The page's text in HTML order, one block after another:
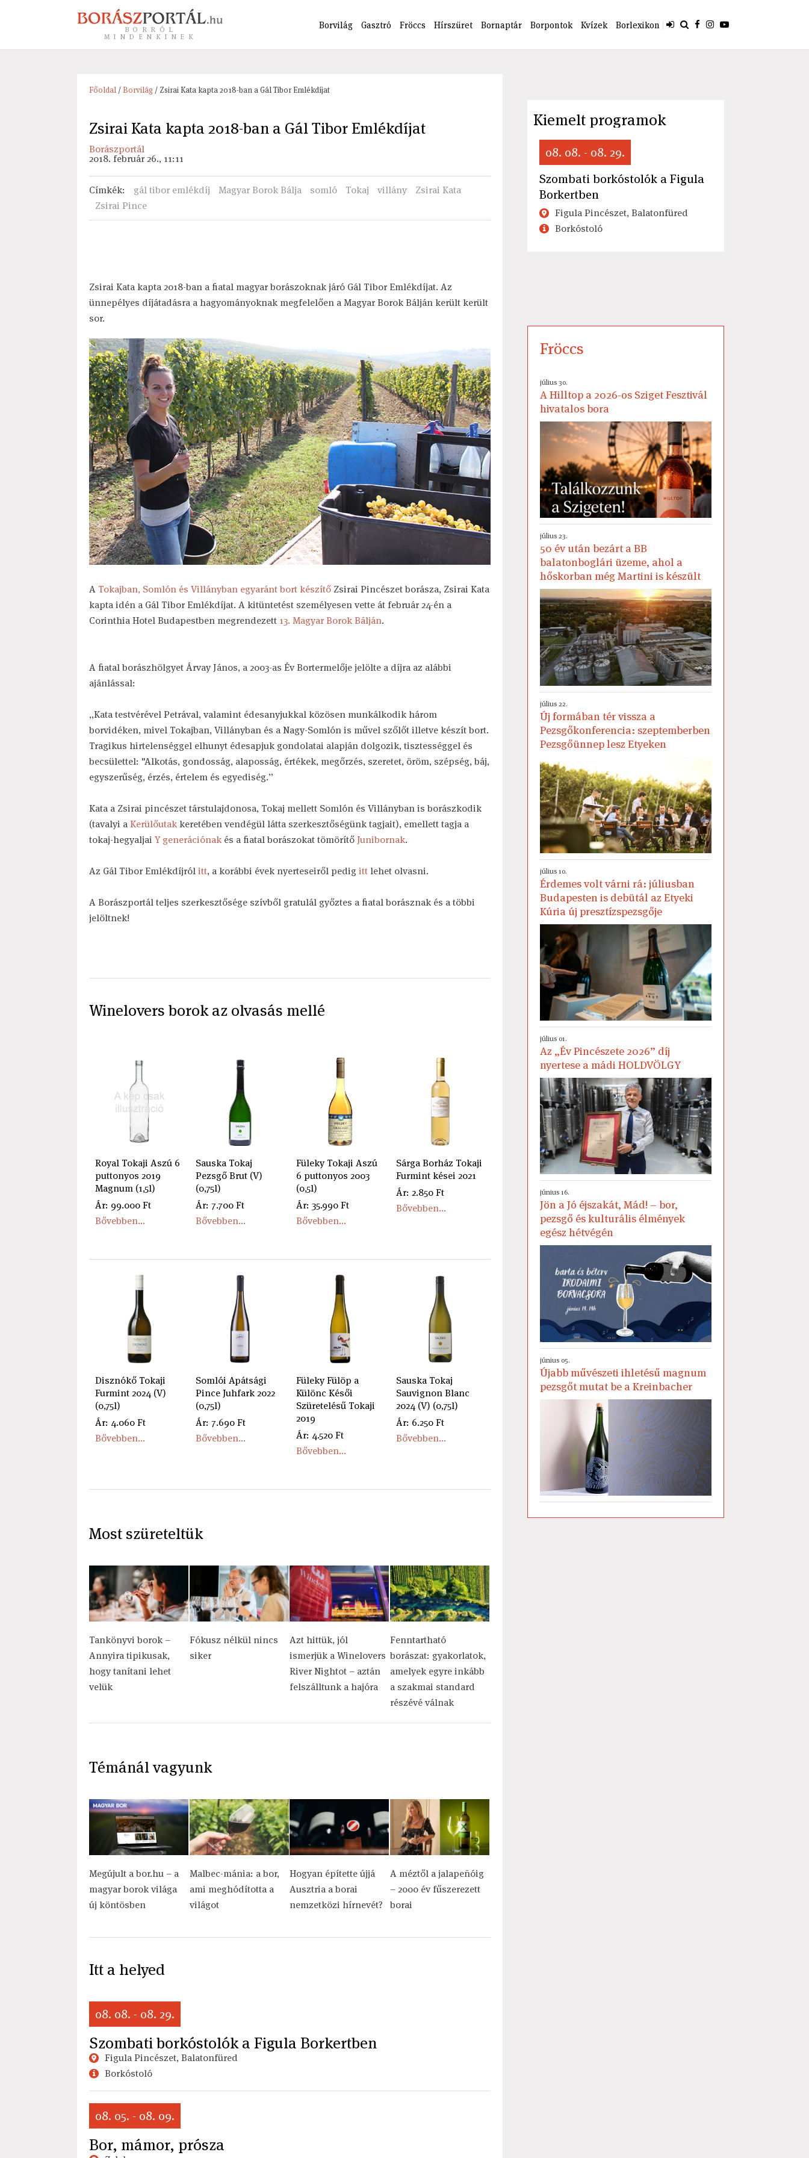
BORRÓL
MINDENKINEK
Borvilág Gasztró Fröccs Hírszüret Bornaptár Borpontok Kvízek Borlexikon
Főoldal/Borvilág/ Zsirai Kata kapta 2018-ban a Gál Tibor Emlékdíjat
Zsirai Kata kapta 2018-ban a Gál Tibor Emlékdíjat
Borászportál
2018. február 26., 11:11
Címkék: gál tibor emlékdíj Magyar Borok Bálja somló Tokaj villány
Zsirai Kata
Zsirai Pince
Zsirai Kata kapta 2018-ban a fiatal magyar borászoknak járó Gál Tibor Emlékdíjat. Az
ünnepélyes díjátadásra a hagyományoknak megfelelően a Magyar Borok Bálján került került
sor.
A Tokajban, Somlón és Villányban egyaránt bort készítőZsirai Pincészet borásza, Zsirai Kata
kapta idén a Gál Tibor Emlékdíjat. A kitüntetést személyesen vette át február 24-én a
Corinthia Hotel Budapestben megrendezett 13. Magyar Borok Bálján.
A fiatal borászhölgyet Árvay János, a 2003-as Év Bortermelője jelölte a díjra az alábbi
ajánlással:
„Kata testvérével Petrával, valamint édesanyjukkal közösen munkálkodik három
borvidéken, mivel Tokajban, Villányban és a Nagy-Somlón is művel szőlőt illetve készít bort.
Tragikus hirtelenséggel elhunyt édesapjuk gondolatai alapján dolgozik, tisztességgel és
becsülettel: "Alkotás, gondosság, alaposság, értékek, megőrzés, szeretet, öröm, szépség, báj,
egyszerűség, érzés, értelem és egyediség.”
Kata a Zsirai pincészet társtulajdonosa, Tokaj mellett Somlón és Villányban is borászkodik
(tavalyi aKerülőutakkeretében vendégül látta szerkesztőségünk tagjait), emellett tagja a
tokaj-hegyaljai Y generációnakés a fiatal borászokat tömörítőJunibornak.
Az Gál Tibor Emlékdíjrólitt, a korábbi évek nyerteseiről pedigittlehet olvasni.
A Borászportál teljes szerkesztősége szívből gratulál győztes a fiatal borásznak és a többi
jelöltnek!
Winelovers borok az olvasás mellé
Royal Tokaji Aszú 6
puttonyos 2019
Magnum (1,5l)
Ár: 99.000 Ft
Bővebben...
Sauska Tokaj
Pezsgő Brut (V)
(0,75l)
Ár: 7.700 Ft
Bővebben...
Füleky Tokaji Aszú
6 puttonyos 2003
(0,5l)
Ár: 35.990 Ft
Bővebben...
Sárga Borház Tokaji
Furmint kései 2021
Ár: 2.850 Ft
Bővebben...
Disznókő Tokaji
Furmint 2024 (V)
(0,75l)
Ár: 4.060 Ft
Bővebben...
Somlói Apátsági
Pince Juhfark 2022
(0,75l)
Ár: 7.690 Ft
Bővebben...
Füleky Fülöp a
Különc Késői
Szüretelésű Tokaji
2019
Ár: 4.520 Ft
Bővebben...
Sauska Tokaj
Sauvignon Blanc
2024 (V) (0,75l)
Ár: 6.250 Ft
Bővebben...
Most szüreteltük
Tankönyvi borok –
Annyira tipikusak,
hogy tanítani lehet
velük
Fókusz nélkül nincs
siker
Azt hittük, jól
ismerjük a Winelovers
River Nightot – aztán
felszálltunk a hajóra
Fenntartható
borászat: gyakorlatok,
amelyek egyre inkább
a szakmai standard
részévé válnak
Témánál vagyunk
Megújult a bor.hu – a
magyar borok világa
új köntösben
Malbec-mánia: a bor,
ami meghódította a
világot
Hogyan építette újjá
Ausztria a borai
nemzetközi hírnevét?
A méztől a jalapeñóig
– 2000 év fűszerezett
borai
Itt a helyed
08. 08. - 08. 29.
Szombati borkóstolók a Figula Borkertben
Figula Pincészet, Balatonfüred
Borkóstoló
08. 05. - 08. 09.
Bor, mámor, prósza
Kiemelt programok
08. 08. - 08. 29.
Szombati borkóstolók a Figula
Borkertben
Figula Pincészet, Balatonfüred
Borkóstoló
Fröccs
július 30.
A Hilltop a 2026-os Sziget Fesztivál
hivatalos bora
július 23.
50 év után bezárt a BB
balatonboglári üzeme, ahol a
hőskorban még Martini is készült
július 22.
Új formában tér vissza a
Pezsgőkonferencia: szeptemberben
Pezsgőünnep lesz Etyeken
július 10.
Érdemes volt várni rá: júliusban
Budapesten is debütál az Etyeki
Kúria új presztízspezsgője
július 01.
Az „Év Pincészete 2026” díj
nyertese a mádi HOLDVÖLGY
június 16.
Jön a Jó éjszakát, Mád! – bor,
pezsgő és kulturális élmények
egész hétvégén
június 05.
Újabb művészeti ihletésű magnum
pezsgőt mutat be a Kreinbacher